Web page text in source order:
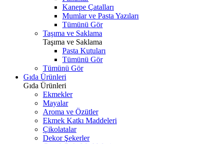
Kanepe Çatalları
Mumlar ve Pasta Yazıları
Tümünü Gör
Taşıma ve Saklama
Taşıma ve Saklama
Pasta Kutuları
Tümünü Gör
Tümünü Gör
Gıda Ürünleri
Gıda Ürünleri
Ekmekler
Mayalar
Aroma ve Özütler
Ekmek Katkı Maddeleri
Çikolatalar
Dekor Şekerler